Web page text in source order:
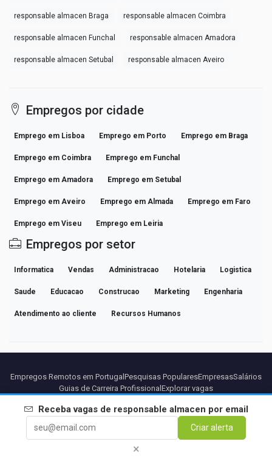
responsable almacen Braga responsable almacen Coimbra
responsable almacen Funchal responsable almacen Amadora
responsable almacen Setubal responsable almacen Aveiro
Empregos por cidade
Emprego em Lisboa Emprego em Porto Emprego em Braga
Emprego em Coimbra Emprego em Funchal
Emprego em Amadora Emprego em Setubal
Emprego em Aveiro Emprego em Almada Emprego em Faro
Emprego em Viseu Emprego em Leiria
Empregos por setor
Informatica Vendas Administracao Hotelaria Logistica
Saude Educacao Construcao Marketing Engenharia
Atendimento ao cliente Recursos Humanos
Receba vagas de responsable almacen por email
Criar alerta
×
Empregos Remotos em Portugal Pesquisas PopularesEmpresasSalários
Guias de Carreira Profissional Explorar vagas
ParceirosAviso legalPrivacidadeTermosTermos Premium
Cancelar Premium
Contato
© 2026 BEBEE PLATFORM SL - ID ESB84471838